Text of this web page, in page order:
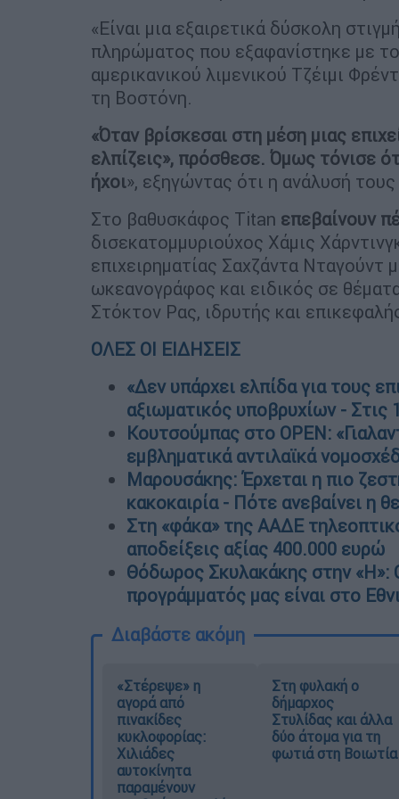
«Είναι μια εξαιρετικά δύσκολη
πληρώματος που εξαφανίστηκε με
αμερικανικού λιμενικού Τζέιμι
τη Βοστόνη.
«Όταν βρίσκεσαι στη μέση μιας
ελπίζεις», πρόσθεσε. Όμως τόνισε
ήχοι», εξηγώντας ότι η ανάλυσή
Στο βαθυσκάφος Titan επεβαίνουν
δισεκατομμυριούχος Χάμις
επιχειρηματίας Σαχζάντα Νταγούντ
ωκεανογράφος και ειδικός σε
Στόκτον Ρας, ιδρυτής και
ΟΛΕΣ ΟΙ ΕΙΔΗΣΕΙΣ
«Δεν υπάρχει ελπίδα για τους
αξιωματικός υποβρυχίων - Στις
Κουτσούμπας στο OPEN:
εμβληματικά αντιλαϊκά
Μαρουσάκης: Έρχεται η πιο
κακοκαιρία - Πότε ανεβαίνει η
Στη «φάκα» της AΑΔΕ
αποδείξεις αξίας 400.000 ευρώ
Θόδωρος Σκυλακάκης στην «Η»:
προγράμματός μας είναι στο
Διαβάστε ακόμη
«Στέρεψε» η
αγορά από
πινακίδες
κυκλοφορίας:
Χιλιάδες
αυτοκίνητα
παραμένουν
Στη φυλακή ο
δήμαρχος
Στυλίδας και άλλα
δύο άτομα για τη
φωτιά στη Βοιωτία